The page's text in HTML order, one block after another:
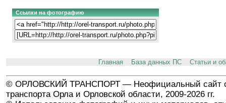
Ссылки на фотографию
Главная База данных ПС Статьи и
© ОРЛОВСКИЙ ТРАНСПОРТ — Неофициальный сайт
транспорта Орла и Орловской области, 2009-2026 гг.